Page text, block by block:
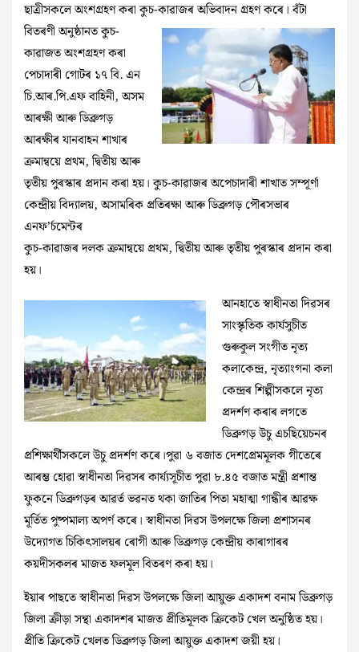
ছাত্ৰীসকলে অংশগ্ৰহণ কৰা কুচ-কাৱাজৰঅভিবাদন গ্রহণ কৰে। বঁটা
বিতৰণী অনুষ্ঠানত কুচ-
কাৱাজত অংশগ্ৰহণ কৰা
পেচাদাৰী গোটৰ ১৭ বি. এন
চি.আৰ.পি.এফ বাহিনী, অসম
আৰক্ষী আৰু ডিব্ৰুগড়
আৰক্ষীৰ যানবাহন শাখাৰ
ক্ৰমান্বয়ে প্ৰথম, দ্বিতীয় আৰু
তৃতীয় পুৰস্কাৰ প্ৰদান কৰা হয়। কুচ-কাৱাজৰ অপেচাদাৰী শাখাত সম্পূৰ্ণা
কেন্দ্ৰীয় বিদ্যালয়, অসামৰিক প্ৰতিৰক্ষা আৰু ডিব্ৰুগড় পৌৰসভাৰ
এনফ’ৰ্চমেন্টৰ
কুচ-কাৱাজৰ দলক ক্ৰমান্বয়ে প্ৰথম, দ্বিতীয় আৰু তৃতীয় পুৰস্কাৰ প্ৰদান কৰা
হয়।
আনহাতে স্বাধীনতা দিৱসৰ
সাংস্কৃতিক কাৰ্যসুচীত
গুৰুকুল সংগীত নৃত্য
কলাকেন্দ্ৰ, নৃত্যাংগনা কলা
কেন্দ্ৰৰ শিল্পীসকলে নৃত্য
প্ৰদৰ্শণ কৰাৰ লগতে
ডিব্ৰুগড় উচু এচছিয়েচনৰ
প্ৰশিক্ষাৰ্থীসকলে উচু প্ৰদৰ্শণ কৰে।পুৱা ৬ বজাত দেশপ্রেমমূলক গীতেৰে
আৰম্ভ হোৱা স্বাধীনতা দিৱসৰ কাৰ্য্যসূচীত পুৱা ৮.৪৫ বজাত মন্ত্ৰী প্ৰশান্ত
ফুকনে ডিব্ৰুগড়ৰ আৱৰ্ত ভৱনত থকা জাতিৰ পিতা মহাত্মা গান্ধীৰ আৱক্ষ
মূৰ্তিত পুষ্পমাল্য অপর্ণ কৰে। স্বাধীনতা দিৱস উপলক্ষে জিলা প্ৰশাসনৰ
উদ্যোগত চিকিৎসালয়ৰ ৰোগী আৰু ডিব্ৰুগড় কেন্দ্ৰীয় কাৰাগাৰৰ
কয়দীসকলৰ মাজত ফলমূল বিতৰণ কৰা হয়।
ইয়াৰ পাছতে স্বাধীনতা দিৱস উপলক্ষে জিলা আয়ুক্ত একাদশ বনাম ডিব্রুগড়
জিলা ক্ৰীড়া সন্থা একাদশৰ মাজত প্ৰীতিমূলক ক্ৰিকেট খেল অনুষ্ঠিত হয়।
প্ৰীতি ক্ৰিকেট খেলত ডিব্রুগড় জিলা আয়ুক্ত একাদশ জয়ী হয়।